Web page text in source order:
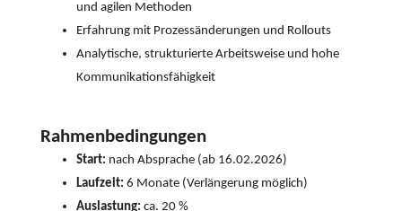
und agilen Methoden
Erfahrung mit Prozessänderungen und Rollouts
Analytische, strukturierte Arbeitsweise und hohe
Kommunikationsfähigkeit
Rahmenbedingungen
Start: nach Absprache (ab 16.02.2026)
Laufzeit: 6 Monate (Verlängerung möglich)
Auslastung: ca. 20 %